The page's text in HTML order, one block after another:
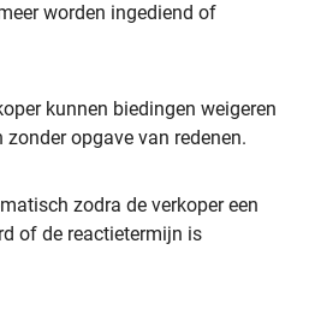
worden ingediend of
kunnen biedingen weigeren
opgave van redenen.
zodra de verkoper een
of de reactietermijn is